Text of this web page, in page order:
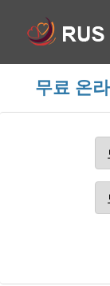
무료 온